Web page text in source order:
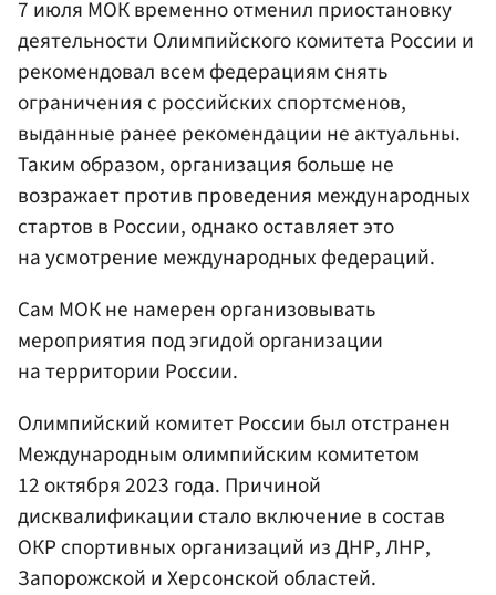
7 июля МОК временно отменил приостановку
деятельности Олимпийского комитета России и
рекомендовал всем федерациям снять
ограничения с российских спортсменов,
выданные ранее рекомендации не актуальны.
Таким образом, организация больше не
возражает против проведения международных
стартов в России, однако оставляет это
на усмотрение международных федераций.
Сам МОК не намерен организовывать
мероприятия под эгидой организации
на территории России.
Олимпийский комитет России был отстранен
Международным олимпийским комитетом
12 октября 2023 года. Причиной
дисквалификации стало включение в состав
ОКР спортивных организаций из ДНР, ЛНР,
Запорожской и Херсонской областей.